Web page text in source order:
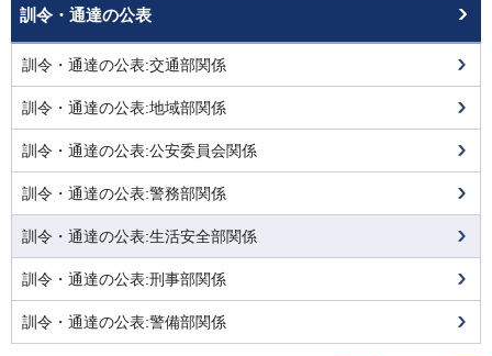
訓令・通達の公表
訓令・通達の公表:交通部関係
訓令・通達の公表:地域部関係
訓令・通達の公表:公安委員会関係
訓令・通達の公表:警務部関係
訓令・通達の公表:生活安全部関係
訓令・通達の公表:刑事部関係
訓令・通達の公表:警備部関係